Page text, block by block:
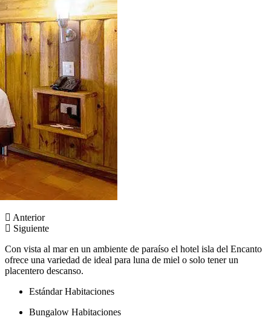
Anterior
Siguiente
Con vista al mar en un ambiente de paraíso el hotel isla del Encanto
ofrece una variedad de ideal para luna de miel o solo tener un
placentero descanso.
Estándar Habitaciones
Bungalow Habitaciones